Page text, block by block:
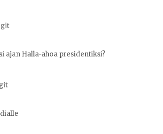
ajan Halla-ahoa presidentiksi?